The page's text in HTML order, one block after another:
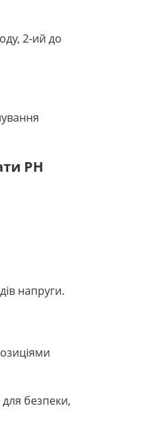
2-ий до
РН
напруги.
для безпеки,